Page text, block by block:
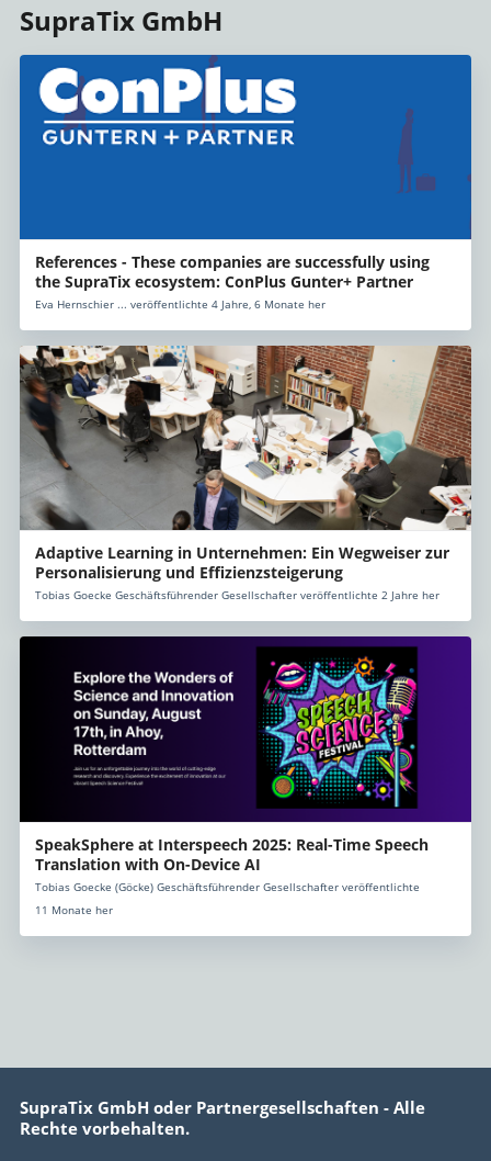
SupraTix GmbH
References - These companies are successfully using
the SupraTix ecosystem: ConPlus Gunter+ Partner
Eva Hernschier ... veröffentlichte 4 Jahre, 6 Monate her
Adaptive Learning in Unternehmen: Ein Wegweiser zur
Personalisierung und Effizienzsteigerung
Tobias Goecke Geschäftsführender Gesellschafter veröffentlichte 2 Jahre her
SpeakSphere at Interspeech 2025: Real-Time Speech
Translation with On-Device AI
Tobias Goecke (Göcke) Geschäftsführender Gesellschafter veröffentlichte
11 Monate her
SupraTix GmbH oder Partnergesellschaften - Alle
Rechte vorbehalten.